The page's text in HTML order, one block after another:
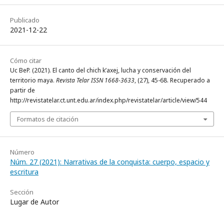
Publicado
2021-12-22
Cómo citar
Uc BeP. (2021). El canto del chich k’axej, lucha y conservación del
territorio maya. Revista Telar ISSN 1668-3633, (27), 45-68. Recuperado a
partir de
http://revistatelar.ct.unt.edu.ar/index.php/revistatelar/article/view/544
Formatos de citación
Número
Núm. 27 (2021): Narrativas de la conquista: cuerpo, espacio y
escritura
Sección
Lugar de Autor